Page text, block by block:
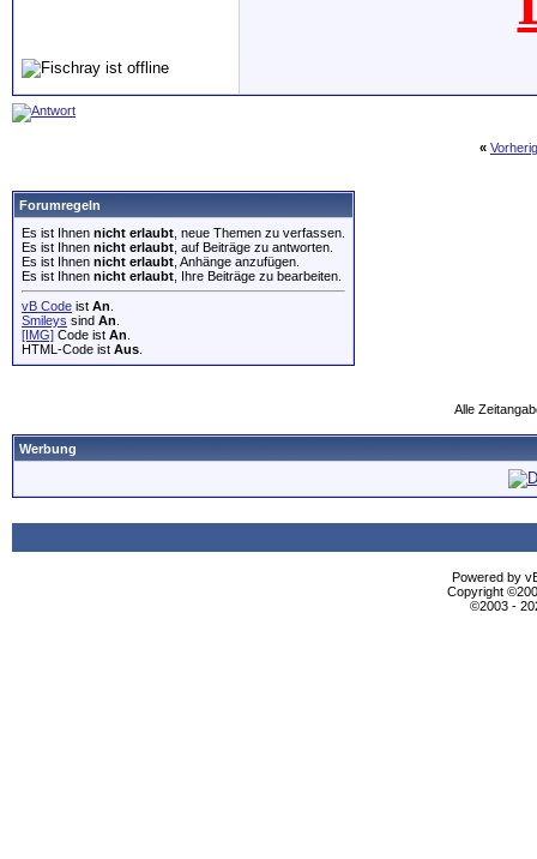
«
Forumregeln
Es ist Ihnen nicht erlaubt , neue Themen zu verfassen.
Es ist Ihnen nicht erlaubt , auf Beiträge zu antworten.
Es ist Ihnen nicht erlaubt , Anhänge anzufügen.
Es ist Ihnen nicht erlaubt , Ihre Beiträge zu bearbeiten.
vB Code ist An
Smileys sind An
[IMG] Code ist An
HTML-Code ist Aus
Alle
Werbung
Powered by
Copyright
©2003 -